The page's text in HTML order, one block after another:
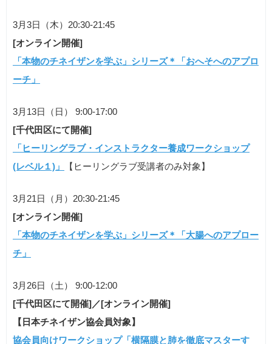
3月3日（木）20:30-21:45
[オンライン開催]
「本物のチネイザンを学ぶ」シリーズ＊「おへそへのアプロ
ーチ」
3月13日（日） 9:00-17:00
[千代田区にて開催]
「ヒーリングラブ・インストラクター養成ワークショップ
(レベル１)」
【ヒーリングラブ受講者のみ対象】
3月21日（月）20:30-21:45
[オンライン開催]
「本物のチネイザンを学ぶ」シリーズ＊「大腸へのアプロー
チ」
3月26日（土） 9:00-12:00
[千代田区にて開催]／[オンライン開催]
【日本チネイザン協会員対象】
協会員向けワークショップ「横隔膜と肺を徹底マスターす